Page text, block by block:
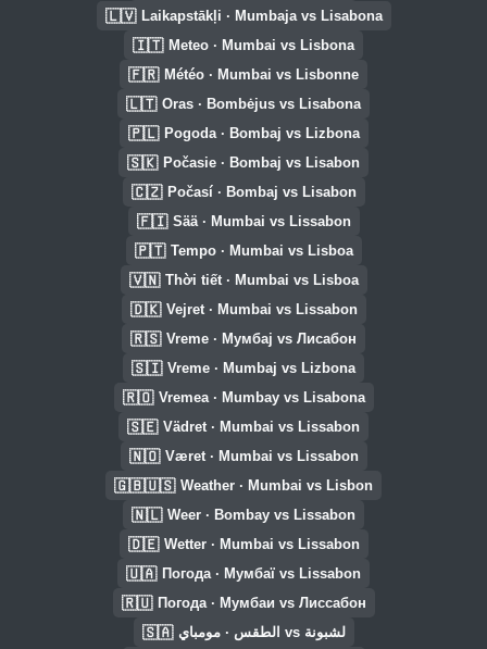
🇱🇻 Laikapstākļi · Mumbaja vs Lisabona
🇮🇹 Meteo · Mumbai vs Lisbona
🇫🇷 Météo · Mumbai vs Lisbonne
🇱🇹 Oras · Bombėjus vs Lisabona
🇵🇱 Pogoda · Bombaj vs Lizbona
🇸🇰 Počasie · Bombaj vs Lisabon
🇨🇿 Počasí · Bombaj vs Lisabon
🇫🇮 Sää · Mumbai vs Lissabon
🇵🇹 Tempo · Mumbai vs Lisboa
🇻🇳 Thời tiết · Mumbai vs Lisboa
🇩🇰 Vejret · Mumbai vs Lissabon
🇷🇸 Vreme · Мумбај vs Лисабон
🇸🇮 Vreme · Mumbaj vs Lizbona
🇷🇴 Vremea · Mumbay vs Lisabona
🇸🇪 Vädret · Mumbai vs Lissabon
🇳🇴 Været · Mumbai vs Lissabon
🇬🇧🇺🇸 Weather · Mumbai vs Lisbon
🇳🇱 Weer · Bombay vs Lissabon
🇩🇪 Wetter · Mumbai vs Lissabon
🇺🇦 Погода · Мумбаї vs Lissabon
🇷🇺 Погода · Мумбаи vs Лиссабон
🇸🇦 الطقس · مومباي vs لشبونة